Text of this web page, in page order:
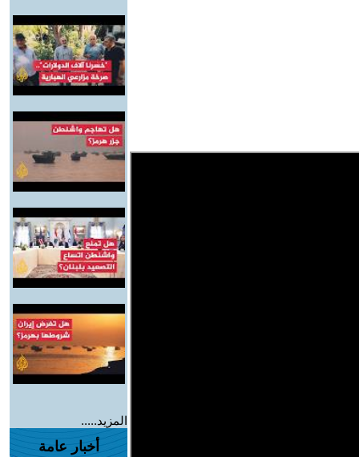
المزيد.....
أخبار عامة